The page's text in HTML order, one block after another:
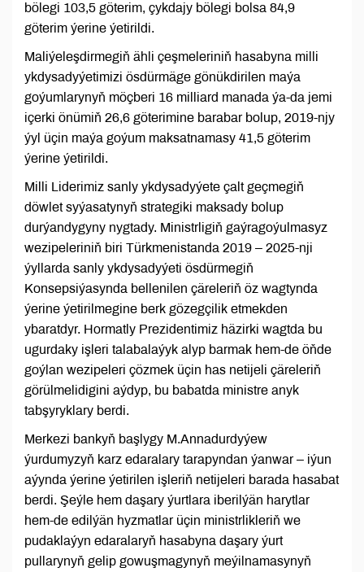
bölegi 103,5 göterim, çykdajy bölegi bolsa 84,9
göterim ýerine ýetirildi.
Maliýeleşdirmegiň ähli çeşmeleriniň hasabyna milli
ykdysadyýetimizi ösdürmäge gönükdirilen maýa
goýumlarynyň möçberi 16 milliard manada ýa-da jemi
içerki önümiň 26,6 göterimine barabar bolup, 2019-njy
ýyl üçin maýa goýum maksatnamasy 41,5 göterim
ýerine ýetirildi.
Milli Liderimiz sanly ykdysadyýete çalt geçmegiň
döwlet syýasatynyň strategiki maksady bolup
durýandygyny nygtady. Ministrligiň gaýragoýulmasyz
wezipeleriniň biri Türkmenistanda 2019 – 2025-nji
ýyllarda sanly ykdysadyýeti ösdürmegiň
Konsepsiýasynda bellenilen çäreleriň öz wagtynda
ýerine ýetirilmegine berk gözegçilik etmekden
ybaratdyr. Hormatly Prezidentimiz häzirki wagtda bu
ugurdaky işleri talabalaýyk alyp barmak hem-de öňde
goýlan wezipeleri çözmek üçin has netijeli çäreleriň
görülmelidigini aýdyp, bu babatda ministre anyk
tabşyryklary berdi.
Merkezi bankyň başlygy M.Annadurdyýew
ýurdumyzyň karz edaralary tarapyndan ýanwar – iýun
aýynda ýerine ýetirilen işleriň netijeleri barada hasabat
berdi. Şeýle hem daşary ýurtlara iberilýän harytlar
hem-de edilýän hyzmatlar üçin ministrlikleriň we
pudaklaýyn edaralaryň hasabyna daşary ýurt
pullarynyň gelip gowuşmagynyň meýilnamasynyň